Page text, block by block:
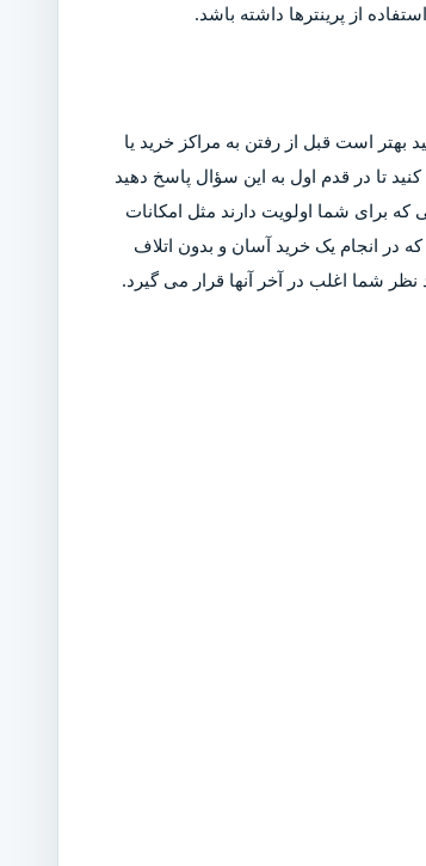
از پرینترها داشته باشد.
است قبل از رفتن به مراکز خرید یا
تا در قدم اول به این سؤال پاسخ دهید
برای شما اولویت دارند مثل امکانات
در انجام یک خرید آسان و بدون اتلاف
شما اغلب در آخر آنها قرار می گیرد.